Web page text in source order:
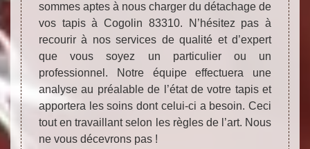
sommes aptes à nous charger du détachage de
vos tapis à Cogolin 83310. N’hésitez pas à
recourir à nos services de qualité et d’expert
que vous soyez un particulier ou un
professionnel. Notre équipe effectuera une
analyse au préalable de l’état de votre tapis et
apportera les soins dont celui-ci a besoin. Ceci
tout en travaillant selon les règles de l’art. Nous
ne vous décevrons pas !